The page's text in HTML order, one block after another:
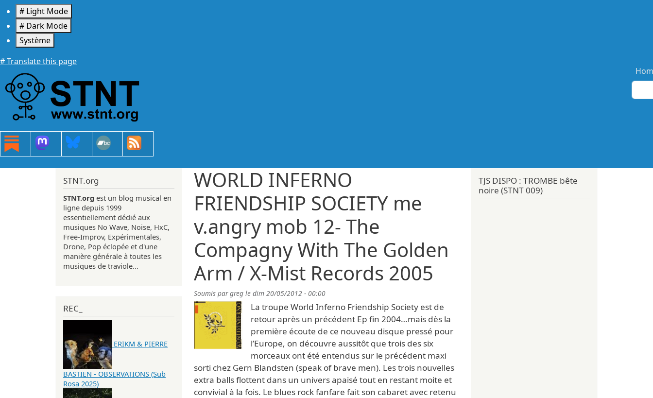
Aller au contenu principal
# Light Mode
# Dark Mode
Système
# Translate this page
WORLD INFERNO
FRIENDSHIP SOCIETY me
v.angry mob 12- The
Compagny With The Golden
Arm / X-Mist Records 2005
Soumis pargreg le dim 20/05/2012 - 00:00
La troupe World Inferno Friendship Society est de
retour après un précédent Ep fin 2004…mais dès la
première écoute de ce nouveau disque pressé pour
l’Europe, on découvre aussitôt que trois des six
morceaux ont été entendus sur le précédent maxi
sorti chez Gern Blandsten (speak of brave men). Les trois nouvelles
extra balls flottent dans un univers apaisé tout en restant moite et
convivial à la fois. Le blues rock fanfare fait son cabaret avec retenu
STNT.org
STNT.org est un blog musical en
ligne depuis 1999
essentiellement dédié aux
musiques No Wave, Noise, HxC,
Free-Improv, Expérimentales,
Drone, Pop éclopée et d'une
manière générale à toutes les
musiques de traviole...
REC_
ERIKM & PIERRE
BASTIEN - OBSERVATIONS (Sub
Rosa 2025)
TJS DISPO : TROMBE bête
noire (STNT 009)